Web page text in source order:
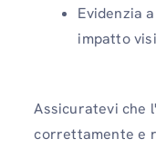
Evidenzia a
impatto
Assicuratevi che
correttamente e